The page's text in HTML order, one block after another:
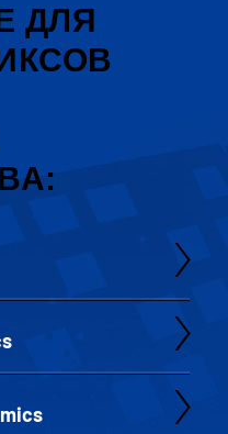
ДЛЯ